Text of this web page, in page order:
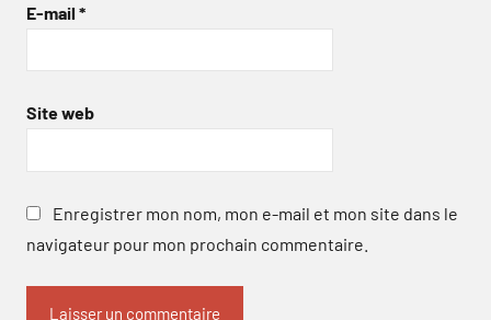
E-mail *
Site web
Enregistrer mon nom, mon e-mail et mon site dans le
navigateur pour mon prochain commentaire.